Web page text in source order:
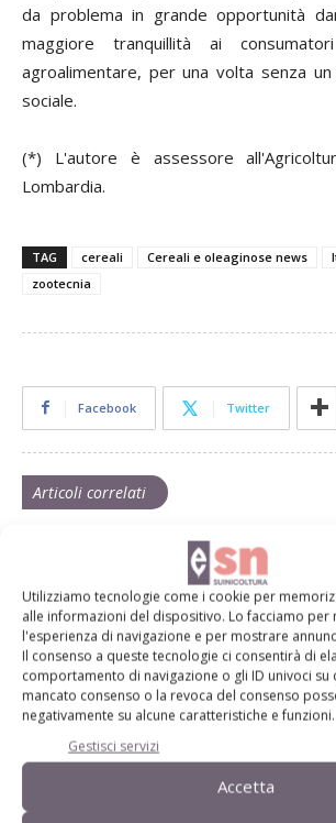
Utilizziamo tecnologie come i cookie per
alle informazioni del dispositivo. Lo facciamo per
l'esperienza di navigazione e per mostrare
Il consenso a queste tecnologie ci consentirà di
comportamento di navigazione o gli ID univoci su
mancato consenso o la revoca del consenso
negativamente su alcune caratteristiche e funzioni.
Gestisci servizi
Accetta
da problema in grande opportunità
maggiore tranquillità ai
agroalimentare, per una volta senza
sociale.
(*) L'autore è assessore
Lombardia.
TAG cereali Cereali e oleaginose news
zootecnia
Facebook Twitter
Articoli correlati
Peste suina si allarga in
primo caso nell’Astigiano
Psa, Confagricoltura
di sospendere i
Assalzoo: grave
agricole. Rischio blocco